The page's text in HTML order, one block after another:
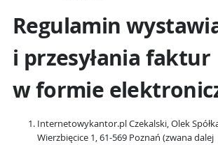
Regulamin
i przesyłania faktur
w formie
Internetowykantor.pl Czekalski, Olek
Wierzbięcice 1, 61-569 Poznań (zwana dalej